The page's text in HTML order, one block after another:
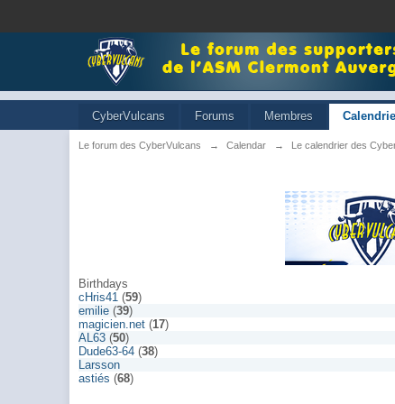
CyberVulcans Forums Membres
Le forum des CyberVulcans → Calendar → Le calendrier des
Birthdays
cHris41 (59)
emilie (39)
magicien.net (17)
AL63 (50)
Dude63-64 (38)
Larsson
astiés (68)